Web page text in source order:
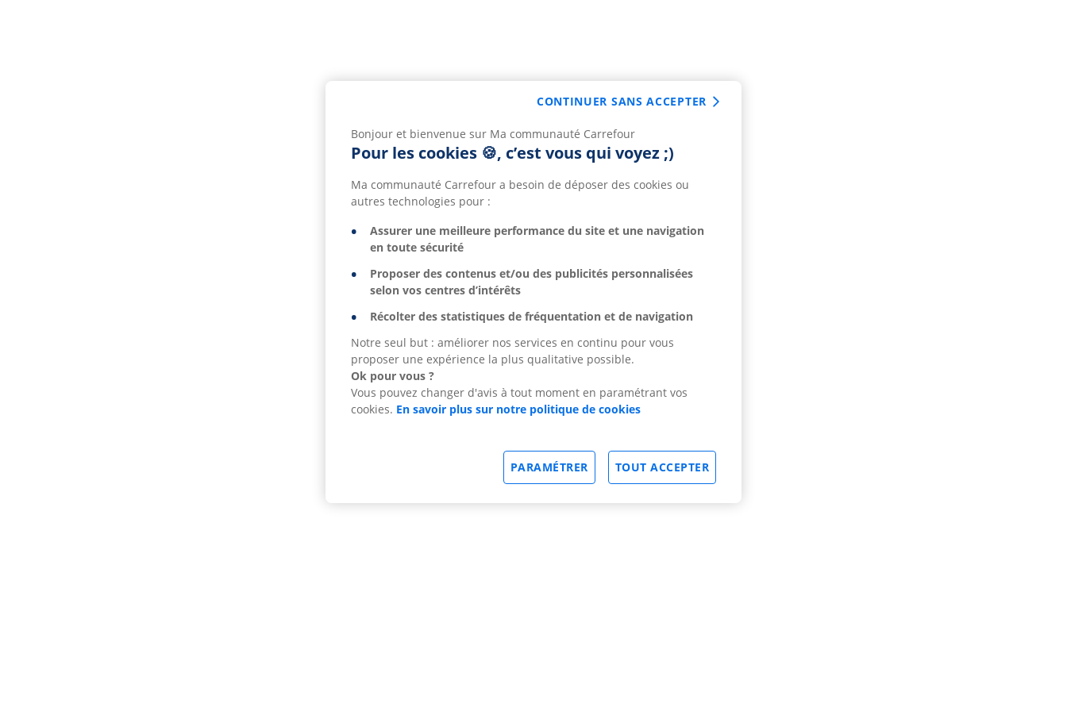
Bonjour et bienvenue sur Ma communauté Carrefour
Pour les cookies 🍪, c’est vous qui voyez ;)
Ma communauté Carrefour a besoin de déposer des cookies ou
autres technologies pour :
Assurer une meilleure performance du site et une navigation
en toute sécurité
Proposer des contenus et/ou des publicités personnalisées
selon vos centres d’intérêts
Récolter des statistiques de fréquentation et de navigation
Notre seul but : améliorer nos services en continu pour vous
proposer une expérience la plus qualitative possible.
Ok pour vous ?
Vous pouvez changer d'avis à tout moment en paramétrant vos
cookies. En savoir plus sur notre politique de cookies
TOUT ACCEPTER
PARAMÉTRER
CONTINUER SANS ACCEPTER